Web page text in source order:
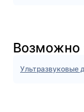
Возможно
Ультразвуковые